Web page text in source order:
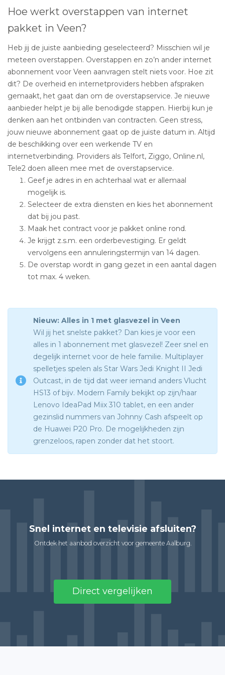
Hoe werkt overstappen van internet
pakket in Veen?
Heb jij de juiste aanbieding geselecteerd? Misschien wil je
meteen overstappen. Overstappen en zo’n ander internet
abonnement voor Veen aanvragen stelt niets voor. Hoe zit
dit? De overheid en internetproviders hebben afspraken
gemaakt, het gaat dan om de overstapservice. Je nieuwe
aanbieder helpt je bij alle benodigde stappen. Hierbij kun je
denken aan het ontbinden van contracten. Geen stress,
jouw nieuwe abonnement gaat op de juiste datum in. Altijd
de beschikking over een werkende TV en
internetverbinding. Providers als Telfort, Ziggo, Online.nl,
Tele2 doen alleen mee met de overstapservice.
Geef je adres in en achterhaal wat er allemaal
mogelijk is.
Selecteer de extra diensten en kies het abonnement
dat bij jou past.
Maak het contract voor je pakket online rond.
Je krijgt z.s.m. een orderbevestiging. Er geldt
vervolgens een annuleringstermijn van 14 dagen.
De overstap wordt in gang gezet in een aantal dagen
tot max. 4 weken.
Nieuw: Alles in 1 met glasvezel in Veen
Wil jij het snelste pakket? Dan kies je voor een
alles in 1 abonnement met glasvezel! Zeer snel en
degelijk internet voor de hele familie. Multiplayer
spelletjes spelen als Star Wars Jedi Knight II Jedi
Outcast, in de tijd dat weer iemand anders Vlucht
HS13 of bijv. Modern Family bekijkt op zijn/haar
Lenovo IdeaPad Miix 310 tablet, en een ander
gezinslid nummers van Johnny Cash afspeelt op
de Huawei P20 Pro. De mogelijkheden zijn
grenzeloos, rapen zonder dat het stoort.
Snel internet en televisie afsluiten?
Ontdek het aanbod overzicht voor gemeente Aalburg.
Direct vergelijken